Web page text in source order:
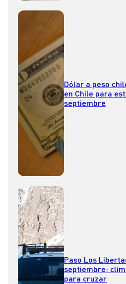
Dólar a peso
en Chile para
septiembre
Paso Los
septiembre:
para cruzar